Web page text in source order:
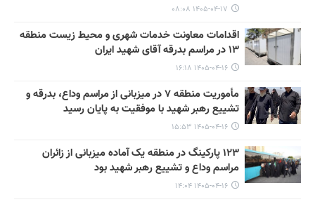
۱۴۰۵-۰۴-۱۷ ۰۸:۰۸
اقدامات معاونت خدمات شهری و محیط زیست منطقه
۱۳ در مراسم بدرقه آقای شهید ایران
۱۴۰۵-۰۴-۱۶ ۱۶:۱۸
مأموریت منطقه ۷ در میزبانی از مراسم وداع، بدرقه و
تشییع رهبر شهید با موفقیت به پایان رسید
۱۴۰۵-۰۴-۱۶ ۱۵:۵۳
۱۲۳ پارکینگ در منطقه یک آماده میزبانی از زائران
مراسم وداع و تشییع رهبر شهید بود
۱۴۰۵-۰۴-۱۶ ۱۴:۰۴